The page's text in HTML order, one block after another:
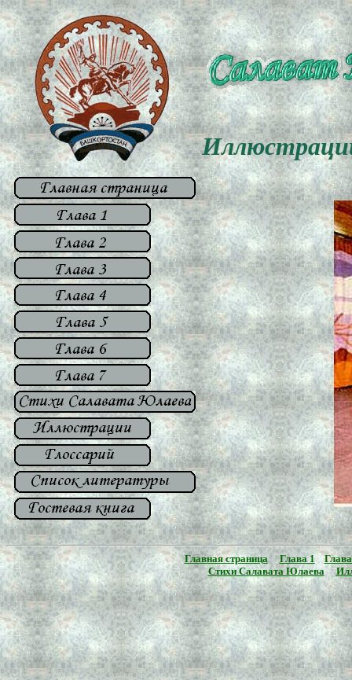
Главная страница Глава 1
Стихи Салавата Юлаева